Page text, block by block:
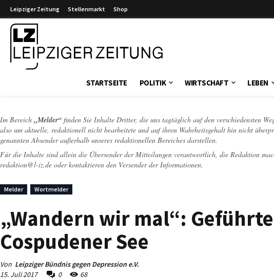
Leipziger Zeitung Stellenmarkt Shop
STARTSEITE POLITIK WIRTSCHAFT LEBEN
Im Bereich „Melder“ finden Sie Inhalte Dritter, die uns tagtäglich auf den verschiedensten
also um aktuelle, redaktionell nicht bearbeitete und auf ihren Wahrheitsgehalt hin nicht
genannten Absender außerhalb unseres redaktionellen Bereiches darstellen.
Für die Inhalte sind allein die Übersender der Mitteilungen verantwortlich, die Redaktion
redaktion@l-iz.de oder kontaktieren den Versender der Informationen.
Melder Wortmelder
„Wandern wir mal“:
Cospudener See
Von Leipziger Bündnis gegen Depression e.V.
15. Juli 2017
0 68